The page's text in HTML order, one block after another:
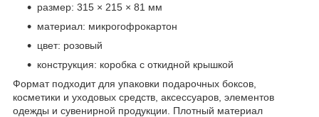
размер: 315 × 215 × 81 мм
материал: микрогофрокартон
цвет: розовый
конструкция: коробка с откидной крышкой
Формат подходит для упаковки подарочных боксов,
косметики и уходовых средств, аксессуаров, элементов
одежды и сувенирной продукции. Плотный материал